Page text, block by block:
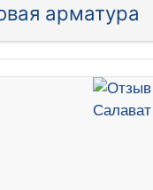
арматура